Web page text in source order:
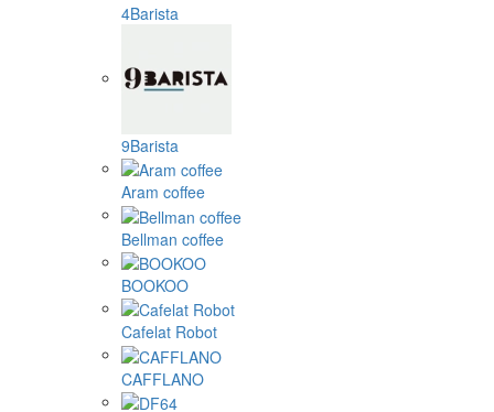
4Barista
9Barista
Aram coffee
Bellman coffee
BOOKOO
Cafelat Robot
CAFFLANO